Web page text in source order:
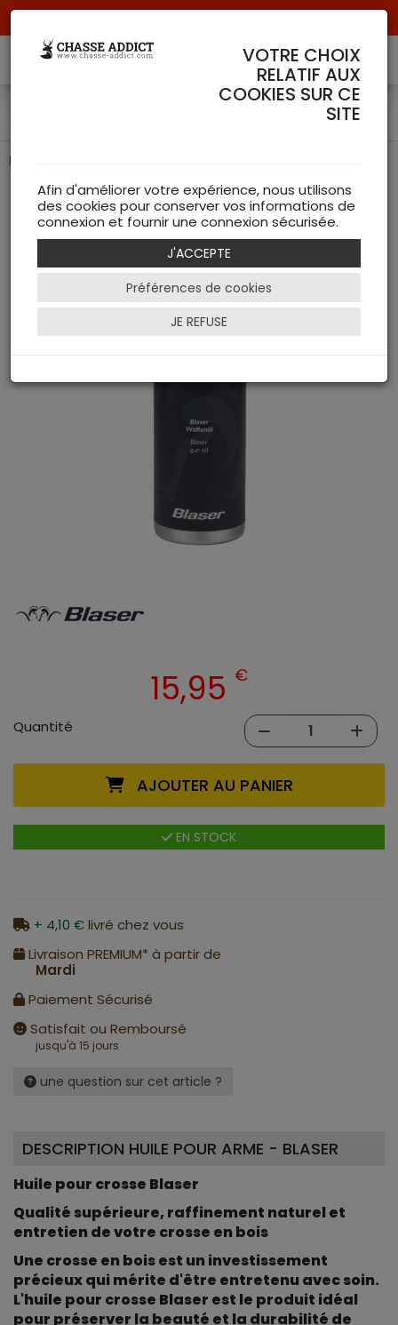
Huile pour arme - Blaser
L'entretien parfait pour votre arme
15,95 €
Quantité
AJOUTER AU PANIER
EN STOCK
+ 4,10 €livré chez vous
Livraison PREMIUM* à partir de
Mardi
Paiement Sécurisé
Satisfait ou Remboursé
jusqu'à 15 jours
une question sur cet article ?
DESCRIPTION HUILE POUR ARME - BLASER
Huile pour crosse Blaser
Qualité supérieure, raffinement naturel et
entretien de votre crosse en bois
Une crosse en bois est un investissement
précieux qui mérite d'être entretenu avec soin.
L'huile pour crosse Blaser est le produit idéal
pour préserver la beauté et la durabilité de
VOTRE CHOIX
RELATIF AUX
COOKIES SUR CE
SITE
Afin d'améliorer votre expérience, nous utilisons
des cookies pour conserver vos informations de
connexion et fournir une connexion sécurisée.
J'ACCEPTE
Préférences de cookies
JE REFUSE